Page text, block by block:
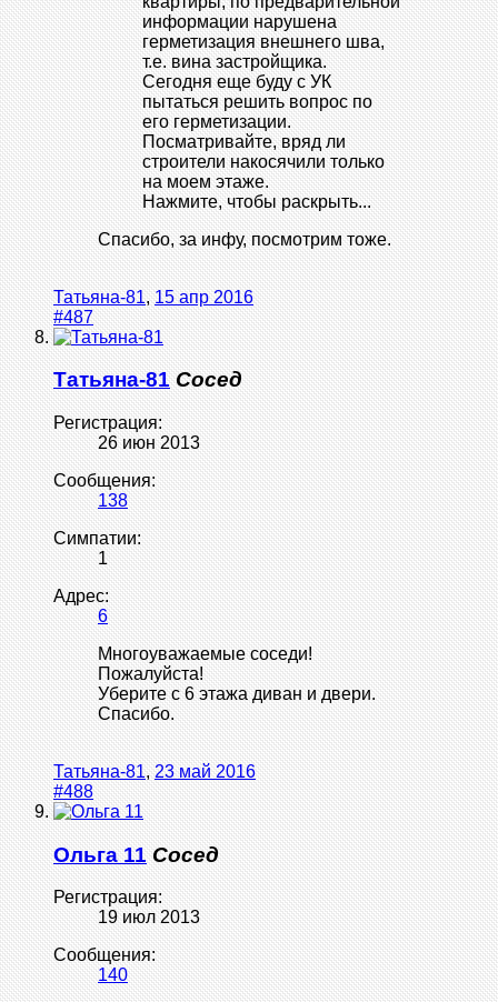
информации нарушена
герметизация внешнего шва,
т.е. вина застройщика.
Сегодня еще буду с УК
пытаться решить вопрос по
его герметизации.
Посматривайте, вряд ли
строители накосячили только
на моем этаже.
Нажмите, чтобы раскрыть...
Спасибо, за инфу, посмотрим тоже.
Татьяна-81, 15 апр 2016
#487
Татьяна-81 Сосед
Регистрация:
26 июн 2013
Сообщения:
138
Симпатии:
1
Адрес:
6
Многоуважаемые соседи!
Пожалуйста!
Уберите с 6 этажа диван и двери.
Спасибо.
Татьяна-81, 23 май 2016
#488
Ольга 11 Сосед
Регистрация:
19 июл 2013
Сообщения:
140